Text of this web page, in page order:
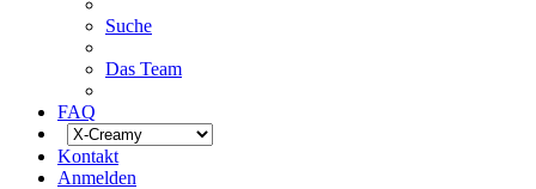
Suche
Das Team
FAQ
Kontakt
Anmelden